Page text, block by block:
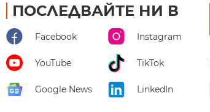
ПОСЛЕДВАЙТЕ НИ В
Facebook Instagram
YouTube TikTok
Google News LinkedIn